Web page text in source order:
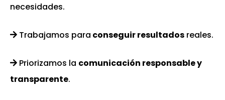
necesidades.
Trabajamos para conseguir resultados reales.
Priorizamos la comunicación responsable y
transparente.